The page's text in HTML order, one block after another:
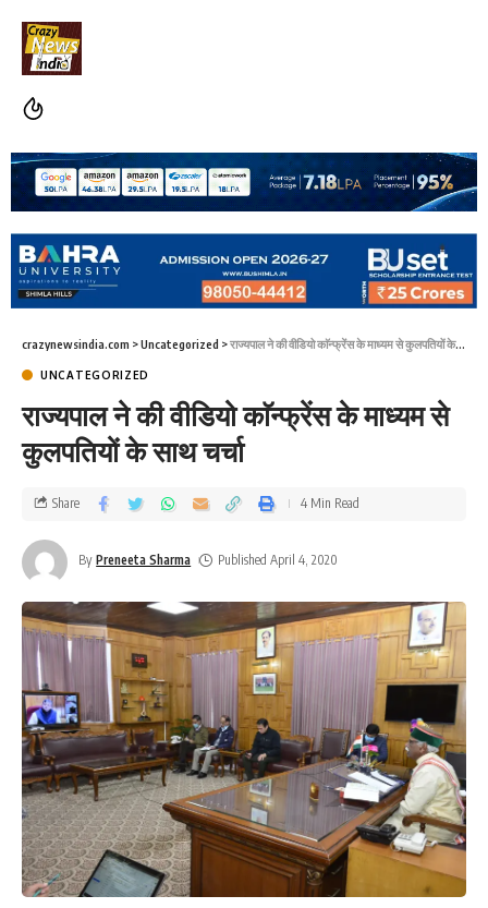
crazynewsindia.com >Uncategorized >राज्यपाल ने की वीडियो काॅन्फ्रेंस के माध्यम से कुलपतियों के साथ चर्चा
UNCATEGORIZED
राज्यपाल ने की वीडियो काॅन्फ्रेंस के माध्यम से
कुलपतियों के साथ चर्चा
By Preneeta Sharma Published April 4, 2020
Share 4 Min Read